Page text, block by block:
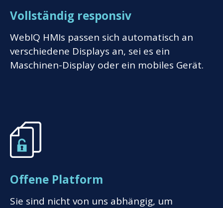
Vollständig responsiv
WebIQ HMIs passen sich automatisch an
verschiedene Displays an, sei es ein
Maschinen-Display oder ein mobiles Gerät.
Offene Platform
Sie sind nicht von uns abhängig, um